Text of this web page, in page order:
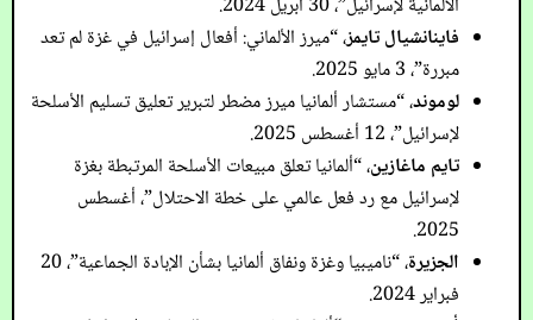
الألمانية لإسرائيل”، 30 أبريل 2024.
فاينانشيال تايمز، “ميرز الألماني: أفعال إسرائيل في غزة لم تعد
مبررة”، 3 مايو 2025.
لوموند، “مستشار ألمانيا ميرز مضطر لتبرير تعليق تسليم الأسلحة
لإسرائيل”، 12 أغسطس 2025.
تايم ماغازين، “ألمانيا تعلق مبيعات الأسلحة المرتبطة بغزة
لإسرائيل مع رد فعل عالمي على خطة الاحتلال”، أغسطس
2025.
الجزيرة
، “ناميبيا وغزة ونفاق ألمانيا بشأن الإبادة الجماعية”، 20
فبراير 2024.